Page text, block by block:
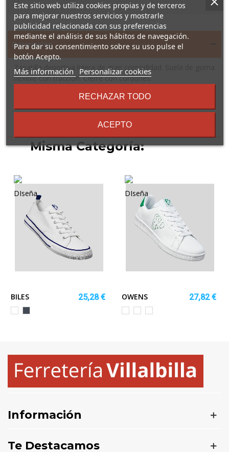
Descripción
Zapatilla deportiva ligera de gran comodidad. Suela de goma
flexible con tracción. Cierre con cordones.
5 Otros Productos En La
Misma Categoría:
BILES
25,28 €
OWENS
27,82 €
Información
Te Destacamos
Este sitio web utiliza cookies propias y de terceros
para mejorar nuestros servicios y mostrarle
publicidad relacionada con sus preferencias
mediante el análisis de sus hábitos de navegación.
Para dar su consentimiento sobre su uso pulse el
botón Acepto.
Más información sobre
términos
condiciones
Personalizar cookies
RECHAZAR TODO
ACEPTO